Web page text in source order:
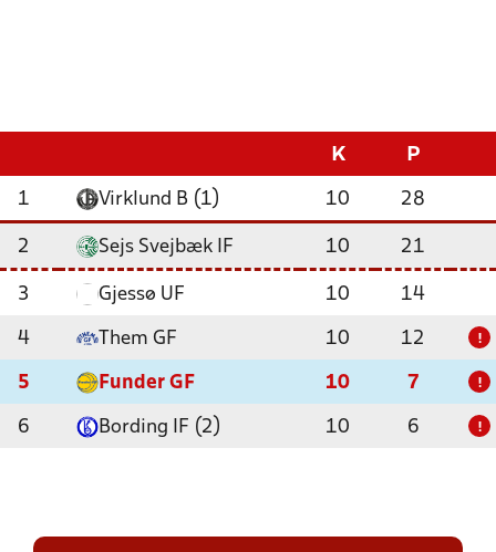
K P
1 Virklund B (1) 10 28
2 Sejs Svejbæk IF 10 21
3 Gjessø UF 10 14
4 Them GF 10 12 !
5 Funder GF 10 7 !
6 Bording IF (2) 10 6 !